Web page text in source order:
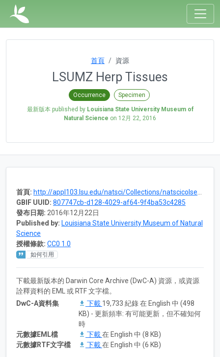
首頁 資源
LSUMZ Herp Tissues
Occurrence Specimen
最新版本 published by Louisiana State University Museum of
Natural Science on 12月 22, 2016
首頁: http://appl103.lsu.edu/natsci/Collections/natscicolsearch.nsf/OpenMainPage?OpenAgent&ID=1048
GBIF UUID: 807747cb-d128-4029-af64-9f4ba53c4285
發布日期: 2016年12月22日
Published by: Louisiana State University Museum of Natural
Science
授權條款: CC0 1.0
如何引用
下載最新版本的 Darwin Core Archive (DwC-A) 資源，或資源
詮釋資料的 EML 或 RTF 文字檔。
DwC-A資料集
下載 19,733 紀錄 在 English 中 (498
KB) - 更新頻率: 有可能更新，但不確知何
時
元數據EML檔
下載在 English 中 (8 KB)
元數據RTF文字檔
下載在 English 中 (6 KB)